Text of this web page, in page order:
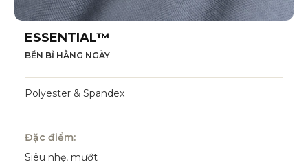
ESSENTIAL™
BỀN BỈ HẰNG NGÀY
Polyester & Spandex
Đặc điểm:
Siêu nhẹ, mướt